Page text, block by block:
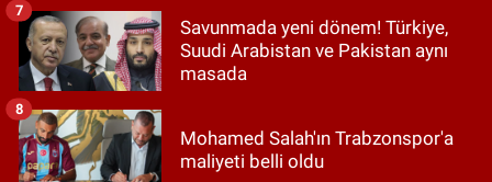
Savunmada yeni dönem! Türkiye,
Suudi Arabistan ve Pakistan aynı
masada
7
Mohamed Salah'ın Trabzonspor'a
maliyeti belli oldu
8